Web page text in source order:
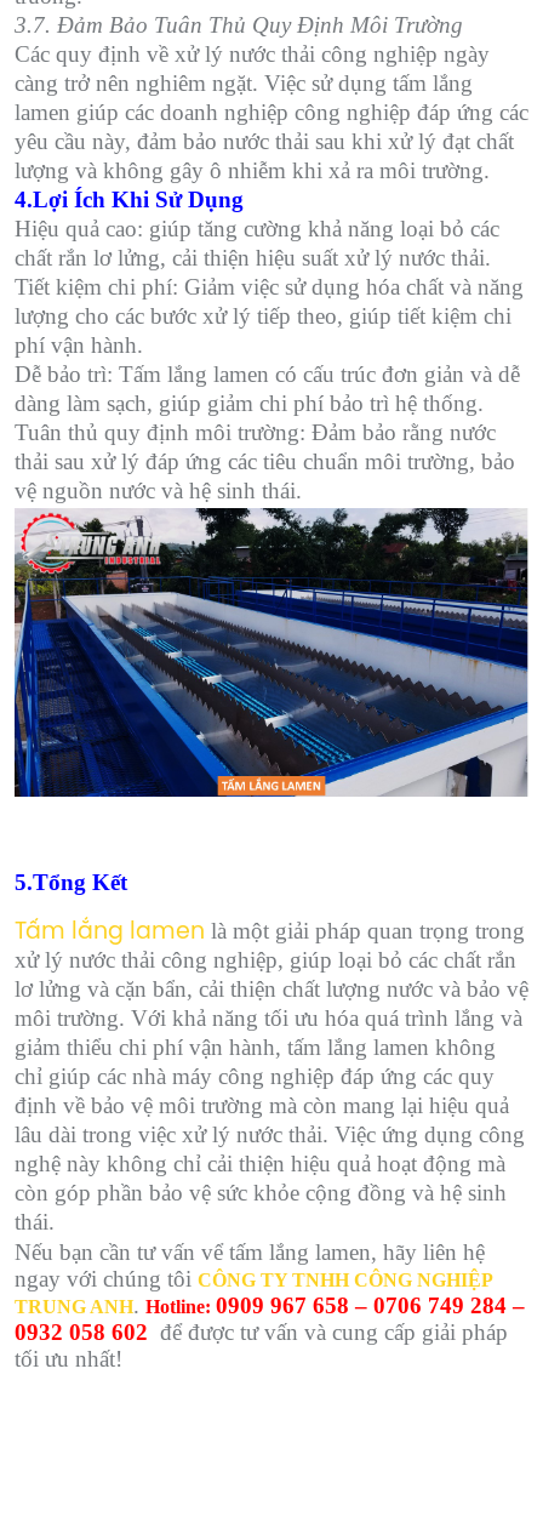
3.7. Đảm Bảo Tuân Thủ Quy Định Môi Trường
Các quy định về xử lý nước thải công nghiệp ngày
càng trở nên nghiêm ngặt. Việc sử dụng tấm lắng
lamen giúp các doanh nghiệp công nghiệp đáp ứng các
yêu cầu này, đảm bảo nước thải sau khi xử lý đạt chất
lượng và không gây ô nhiễm khi xả ra môi trường.
4.Lợi Ích Khi Sử Dụng
Hiệu quả cao: giúp tăng cường khả năng loại bỏ các
chất rắn lơ lửng, cải thiện hiệu suất xử lý nước thải.
Tiết kiệm chi phí: Giảm việc sử dụng hóa chất và năng
lượng cho các bước xử lý tiếp theo, giúp tiết kiệm chi
phí vận hành.
Dễ bảo trì: Tấm lắng lamen có cấu trúc đơn giản và dễ
dàng làm sạch, giúp giảm chi phí bảo trì hệ thống.
Tuân thủ quy định môi trường: Đảm bảo rằng nước
thải sau xử lý đáp ứng các tiêu chuẩn môi trường, bảo
vệ nguồn nước và hệ sinh thái.
5.Tổng Kết
Tấm lắng lamen là một giải pháp quan trọng trong
xử lý nước thải công nghiệp, giúp loại bỏ các chất rắn
lơ lửng và cặn bẩn, cải thiện chất lượng nước và bảo vệ
môi trường. Với khả năng tối ưu hóa quá trình lắng và
giảm thiểu chi phí vận hành, tấm lắng lamen không
chỉ giúp các nhà máy công nghiệp đáp ứng các quy
định về bảo vệ môi trường mà còn mang lại hiệu quả
lâu dài trong việc xử lý nước thải. Việc ứng dụng công
nghệ này không chỉ cải thiện hiệu quả hoạt động mà
còn góp phần bảo vệ sức khỏe cộng đồng và hệ sinh
thái.
Nếu bạn cần tư vấn vể tấm lắng lamen, hãy liên hệ
ngay với chúng tôi CÔNG TY TNHH CÔNG NGHIỆP
TRUNG ANH. Hotline: 0909 967 658 – 0706 749 284 –
0932 058 602 để được tư vấn và cung cấp giải pháp
tối ưu nhất!